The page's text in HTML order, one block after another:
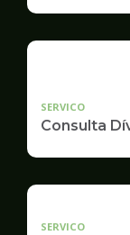
SERVICO
Consulta
SERVICO